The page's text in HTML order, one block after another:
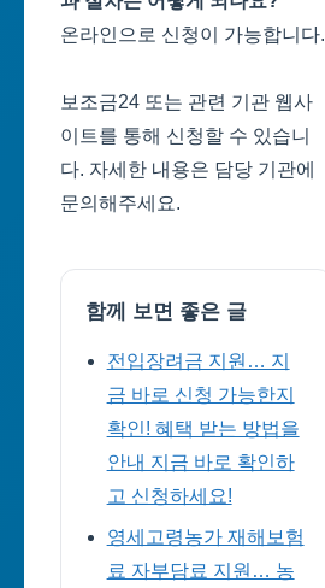
온라인으로 신청이 가능합니다.
보조금24 또는 관련 기관 웹사
이트를 통해 신청할 수 있습니
다. 자세한 내용은 담당 기관에
문의해주세요.
함께 보면 좋은 글
전입장려금 지원… 지
금 바로 신청 가능한지
확인! 혜택 받는 방법을
안내 지금 바로 확인하
고 신청하세요!
영세고령농가 재해보험
료 자부담료 지원… 농